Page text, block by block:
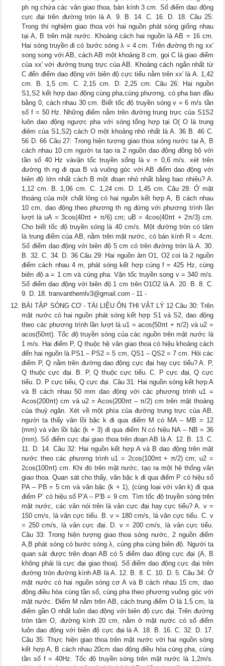
ph ng chứa các vân giao thoa, bán kính 3 cm. Số điểm dao động
cực đại trên đường tròn là A. 9. B. 14. C. 16. D. 18. Câu 25:
Trong thí nghiệm giao thoa với hai nguồn phát sóng giống nhau
tại A, B trên mặt nước. Khoảng cách hai nguồn là AB = 16 cm.
Hai sóng truyền đi có bước sóng λ = 4 cm. Trên đường th ng xx′
song song với AB, cách AB một khoảng 8 cm, gọi C là giao điểm
của xx′ với đường trung trực của AB. Khoảng cách ngắn nhất từ
C đến điểm dao động với biên độ cực tiểu nằm trên xx′ là A. 1,42
cm. B. 1,5 cm. C. 2,15 cm. D. 2,25 cm. Câu 26: Hai nguồn
S1,S2 kết hợp dao động cùng pha,cùng phương, có pha ban đầu
bằng 0, cách nhau 30 cm. Biết tốc độ truyền sóng v = 6 m/s tần
số f = 50 Hz. Những điểm nằm trên đường trung trực của S1S2
luôn dao động ngược pha với sóng tổng hợp tại O( O là trung
điêm của S1,S2) cách O một khoảng nhỏ nhất là A. 36 B. 46 C.
56 D. 66 Câu 27: Trong hiện tượng giao thoa sóng nước tại A, B
cách nhau 10 cm người ta tạo ra 2 nguồn dao động đồng bộ với
tần số 40 Hz vàvận tốc truyền sống là v = 0,6 m/s. xét trên
đường th ng đi qua B và vuông góc với AB điểm dao động với
biên độ lớn nhất cách B một đoạn nhỏ nhất bằng bao nhiêu? A.
1,12 cm. B. 1,06 cm. C. 1,24 cm. D. 1,45 cm. Câu 28: Ở mặt
thoáng của một chất lỏng có hai nguồn kết hợp A, B cách nhau
10 cm, dao động theo phương th ng đứng với phương trình lần
lượt là uA = 3cos(40πt + π/6) cm; uB = 4cos(40πt + 2π/3) cm.
Cho biết tốc độ truyền sóng là 40 cm/s. Một đường tròn có tâm
là trung điểm của AB, nằm trên mặt nước, có bán kính R = 4cm.
Số điểm dao động với biên độ 5 cm có trên đường tròn là A. 30.
B. 32. C. 34. D. 36 Câu 29: Hai nguồn âm O1, O2 coi là 2 nguồn
điểm cách nhau 4 m, phát sóng kết hợp cùng f = 425 Hz, cùng
biên độ a = 1 cm và cùng pha. Vận tốc truyền song v = 340 m/s.
Số điểm dao động với biên độ 1 cm trên O1O2 là A. 20. B. 8. C.
9. D. 18.tranvanthemlv3@gmail.com - 11 -
BÀI TẬP SÓNG CƠ - TÀI LIỆU ÔN THI VẬT LÝ 12 Câu 30: Trên
mặt nước có hai nguồn phát sóng kết hợp S1 và S2, dao động
theo các phương trình lần lượt là u1 = acos(50πt + π/2) và u2 =
acos(50πt). Tốc độ truyền sóng của các nguồn trên mặt nước là
1 m/s. Hai điểm P, Q thuộc hệ vân giao thoa có hiệu khoảng cách
đến hai nguồn là PS1 – PS2 = 5 cm, QS1 – QS2 = 7 cm. Hỏi các
điểm P, Q nằm trên đường dao động cực đại hay cực tiểu? A. P,
Q thuộc cực đại. B. P, Q thuộc cực tiểu. C. P cực đại, Q cực
tiểu. D. P cực tiểu, Q cực đại. Câu 31: Hai nguồn sóng kết hợp A
và B cách nhau 50 mm dao động với các phương trình u1 =
Acos(200πt) cm và u2 = Acos(200πt – π/2) cm trên mặt thoáng
của thuỷ ngân. Xét về một phía của đường trung trực của AB,
người ta thấy vân lồi bậc k đi qua điểm M có MA – MB = 12
(mm) và vân lồi bậc (k + 3) đi qua điểm N có hiệu NA – NB = 36
(mm). Số điểm cực đại giao thoa trên đoạn AB là A. 12. B. 13. C.
11. D. 14. Câu 32: Hai nguồn kết hợp A và B dao động trên mặt
nước theo các phương trình u1 = 2cos(100πt + π/2) cm; u2 =
2cos(100πt) cm. Khi đó trên mặt nước, tạo ra một hệ thống vân
giao thoa. Quan sát cho thấy, vân bậc k đi qua điểm P có hiệu số
PA – PB = 5 cm và vân bậc (k + 1), (cùng loại với vân k) đi qua
điểm P′ có hiệu số P′A – P′B = 9 cm. Tìm tốc độ truyền sóng trên
mặt nước, các vân nói trên là vân cực đại hay cực tiểu? A. v =
150 cm/s, là vân cực tiểu. B. v = 180 cm/s, là vân cực tiểu. C. v
= 250 cm/s, là vân cực đại. D. v = 200 cm/s, là vân cực tiểu.
Câu 33: Trong hiện tượng giao thoa sóng nước, 2 nguồn điểm
A,B phát sóng có bước sóng λ, cùng pha cùng biên độ. Người ta
quan sát được trên đoạn AB có 5 điểm dao động cực đại (A, B
không phải là cực đại giao thoa). Số điểm dao động cực đại trên
đường tròn đường kính AB là A. 12. B. 8. C. 10. D. 5. Câu 34: Ở
mặt nước có hai nguồn sóng cơ A và B cách nhau 15 cm, dao
động điều hòa cùng tần số, cùng pha theo phương vuông góc với
mặt nước. Điểm M nằm trên AB, cách trung điểm O là 1,5 cm, là
điểm gần O nhất luôn dao động với biên độ cực đại. Trên đường
tròn tâm O, đường kính 20 cm, nằm ở mặt nước có số điểm
luôn dao động với biên độ cực đại là A. 18. B. 16. C. 32. D. 17.
Câu 35: Thực hiện giao thoa trên mặt nước với hai nguồn sóng
kết hợp A, B cách nhau 20cm dao động điều hòa cùng pha, cùng
tần số f = 40Hz. Tốc độ truyền sóng trên mặt nước là 1,2m/s.